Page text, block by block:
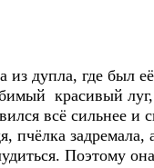
из дупла, где был
красивый
всё сильнее и
пчёлка задремала,
Поэтому